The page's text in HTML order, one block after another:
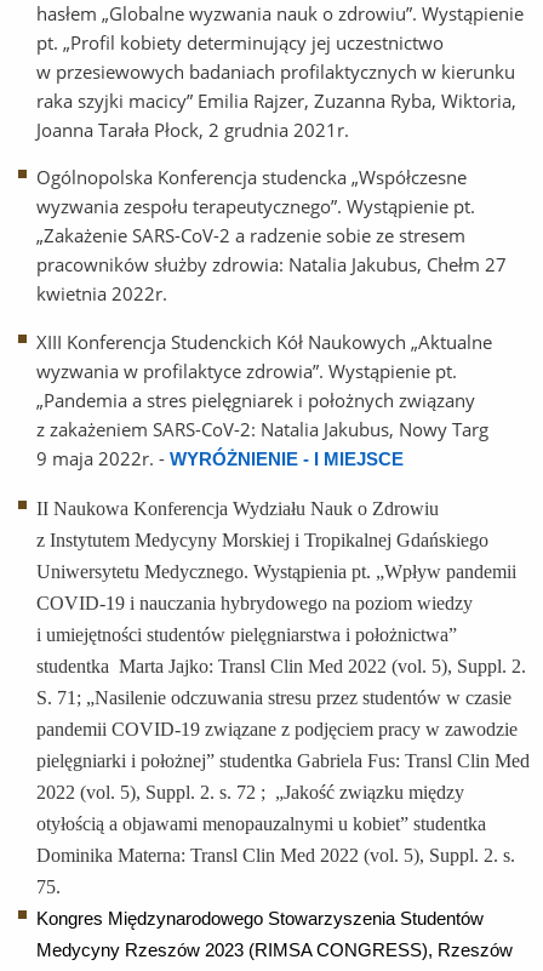
hasłem „Globalne wyzwania nauk o zdrowiu”. Wystąpienie
pt. „Profil kobiety determinujący jej uczestnictwo
w przesiewowych badaniach profilaktycznych w kierunku
raka szyjki macicy” Emilia Rajzer, Zuzanna Ryba, Wiktoria,
Joanna Tarała Płock, 2 grudnia 2021r.
Ogólnopolska Konferencja studencka „Współczesne
wyzwania zespołu terapeutycznego”. Wystąpienie pt.
„Zakażenie SARS-CoV-2 a radzenie sobie ze stresem
pracowników służby zdrowia: Natalia Jakubus, Chełm 27
kwietnia 2022r.
XIII Konferencja Studenckich Kół Naukowych „Aktualne
wyzwania w profilaktyce zdrowia”. Wystąpienie pt.
„Pandemia a stres pielęgniarek i położnych związany
z zakażeniem SARS-CoV-2: Natalia Jakubus, Nowy Targ
9 maja 2022r. - WYRÓŻNIENIE - I MIEJSCE
II Naukowa Konferencja Wydziału Nauk o Zdrowiu
z Instytutem Medycyny Morskiej i Tropikalnej Gdańskiego
Uniwersytetu Medycznego. Wystąpienia pt. „Wpływ pandemii
COVID-19 i nauczania hybrydowego na poziom wiedzy
i umiejętności studentów pielęgniarstwa i położnictwa”
studentka Marta Jajko: Transl Clin Med 2022 (vol. 5), Suppl. 2.
S. 71; „Nasilenie odczuwania stresu przez studentów w czasie
pandemii COVID-19 związane z podjęciem pracy w zawodzie
pielęgniarki i położnej” studentka Gabriela Fus: Transl Clin Med
2022 (vol. 5), Suppl. 2. s. 72 ; „Jakość związku między
otyłością a objawami menopauzalnymi u kobiet” studentka
Dominika Materna: Transl Clin Med 2022 (vol. 5), Suppl. 2. s.
75.
Kongres Międzynarodowego Stowarzyszenia Studentów
Medycyny Rzeszów 2023 (RIMSA CONGRESS), Rzeszów